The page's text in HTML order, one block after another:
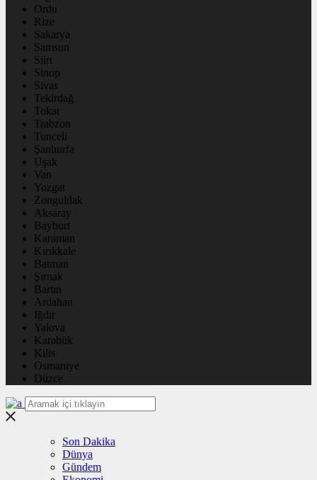
Ordu
Rize
Sakarya
Samsun
Siirt
Sinop
Sivas
Tekirdağ
Tokat
Trabzon
Tunceli
Şanlıurfa
Uşak
Van
Yozgat
Zonguldak
Aksaray
Bayburt
Karaman
Kırıkkale
Batman
Şırnak
Bartın
Ardahan
Iğdır
Yalova
Karabük
Kilis
Osmaniye
Düzce
Son Dakika
Dünya
Gündem